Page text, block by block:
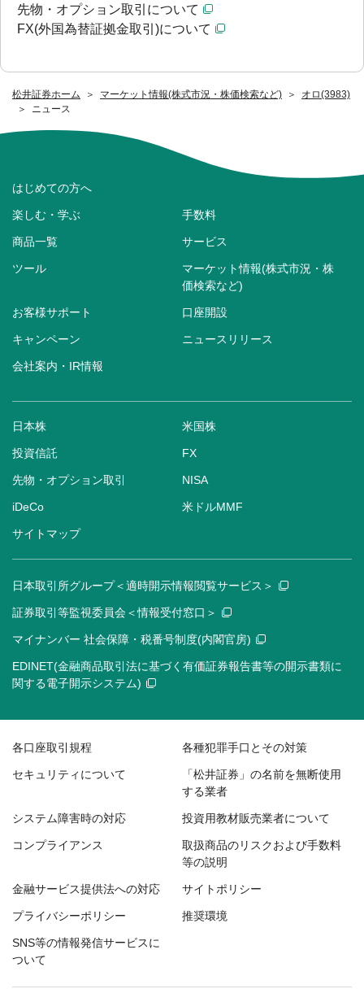
松井証券ホーム マーケット情報(株式市況・株価検索など)
オロ(3983)
ニュース
先物・オプション取引について
FX(外国為替証拠金取引)について
はじめての方へ
楽しむ・学ぶ 手数料
商品一覧 サービス
ツール
マーケット情報(株式市況・株
価検索など)
お客様サポート 口座開設
キャンペーン ニュースリリース
会社案内・IR情報
日本株 米国株
投資信託 FX
先物・オプション取引 NISA
iDeCo 米ドルMMF
サイトマップ
日本取引所グループ＜適時開示情報閲覧サービス＞
証券取引等監視委員会＜情報受付窓口＞
マイナンバー 社会保障・税番号制度(内閣官房)
EDINET(金融商品取引法に基づく有価証券報告書等の開示書類に
関する電子開示システム)
各口座取引規程 各種犯罪手口とその対策
セキュリティについて
「松井証券」の名前を無断使用
する業者
システム障害時の対応 投資用教材販売業者について
コンプライアンス
取扱商品のリスクおよび手数料
等の説明
金融サービス提供法への対応 サイトポリシー
プライバシーポリシー 推奨環境
SNS等の情報発信サービスに
ついて